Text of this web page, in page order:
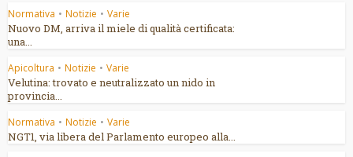
Normativa • Notizie • Varie
Nuovo DM, arriva il miele di qualità certificata:
una...
Apicoltura • Notizie • Varie
Velutina: trovato e neutralizzato un nido in
provincia...
Normativa • Notizie • Varie
NGT1, via libera del Parlamento europeo alla...